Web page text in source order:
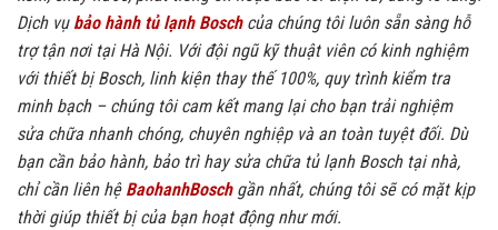
Dịch vụ bảo hành tủ lạnh Boschcủa chúng tôi luôn sẵn sàng hỗ
trợ tận nơi tại Hà Nội. Với đội ngũ kỹ thuật viên có kinh nghiệm
với thiết bị Bosch, linh kiện thay thế 100%, quy trình kiểm tra
minh bạch – chúng tôi cam kết mang lại cho bạn trải nghiệm
sửa chữa nhanh chóng, chuyên nghiệp và an toàn tuyệt đối. Dù
bạn cần bảo hành, bảo trì hay sửa chữa tủ lạnh Bosch tại nhà,
chỉ cần liên hệ BaohanhBoschgần nhất, chúng tôi sẽ có mặt kịp
thời giúp thiết bị của bạn hoạt động như mới.